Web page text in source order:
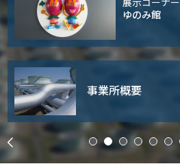
展示コーナー
ゆのみ館
事業所概要